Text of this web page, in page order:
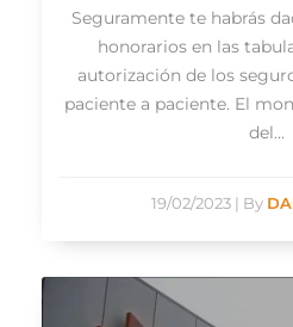
Seguramente te habrás
honorarios en las
autorización de los
paciente a paciente. El
del...
19/02/2023 | By